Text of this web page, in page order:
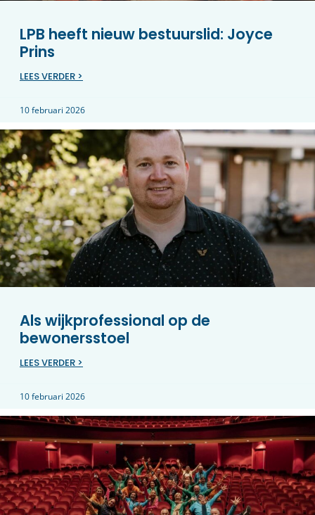
LPB heeft nieuw bestuurslid: Joyce
Prins
LEES VERDER >
10 februari 2026
Als wijkprofessional op de
bewonersstoel
LEES VERDER >
10 februari 2026